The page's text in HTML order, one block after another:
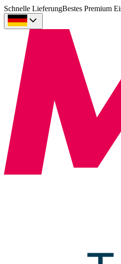
Schnelle LieferungBestes Premium